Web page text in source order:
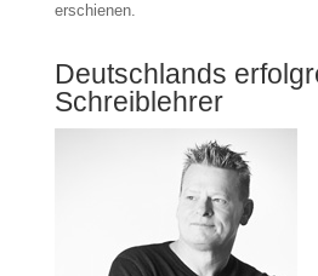
erschienen.
Deutschlands
Schreiblehrer